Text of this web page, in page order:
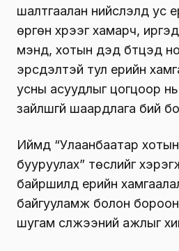
шалтгаалан нийслэлд ус
өргөн хүрээг хамарч,
мэнд, хотын дэд бүтцэд
эрсдэлтэй тул үерийн
усны асуудлыг цогцоор
зайлшгүй шаардлага бий
Иймд “Улаанбаатар хотын
бууруулах” төслийг
байршилд үерийн
байгууламж болон
шугам сүлжээний ажлыг